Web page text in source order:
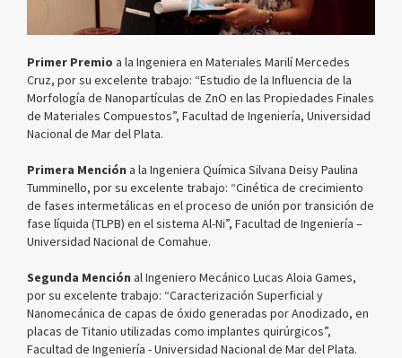
Primer Premio a la Ingeniera en Materiales Marilí Mercedes
Cruz, por su excelente trabajo: “Estudio de la Influencia de la
Morfología de Nanopartículas de ZnO en las Propiedades Finales
de Materiales Compuestos”, Facultad de Ingeniería, Universidad
Nacional de Mar del Plata.
Primera Mención a la Ingeniera Química Silvana Deisy Paulina
Tumminello, por su excelente trabajo: “Cinética de crecimiento
de fases intermetálicas en el proceso de unión por transición de
fase líquida (TLPB) en el sistema Al-Ni”, Facultad de Ingeniería –
Universidad Nacional de Comahue.
Segunda Mención al Ingeniero Mecánico Lucas Aloia Games,
por su excelente trabajo: “Caracterización Superficial y
Nanomecánica de capas de óxido generadas por Anodizado, en
placas de Titanio utilizadas como implantes quirúrgicos”,
Facultad de Ingeniería - Universidad Nacional de Mar del Plata.